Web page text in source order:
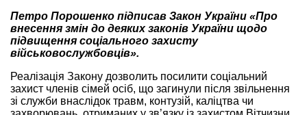
Петро Порошенко підписав Закон України «Про
внесення змін до деяких законів України щодо
підвищення соціального захисту
військовослужбовців».
Реалізація Закону дозволить посилити соціальний
захист членів сімей осіб, що загинули після звільнення
зі служби внаслідок травм, контузій, каліцтва чи